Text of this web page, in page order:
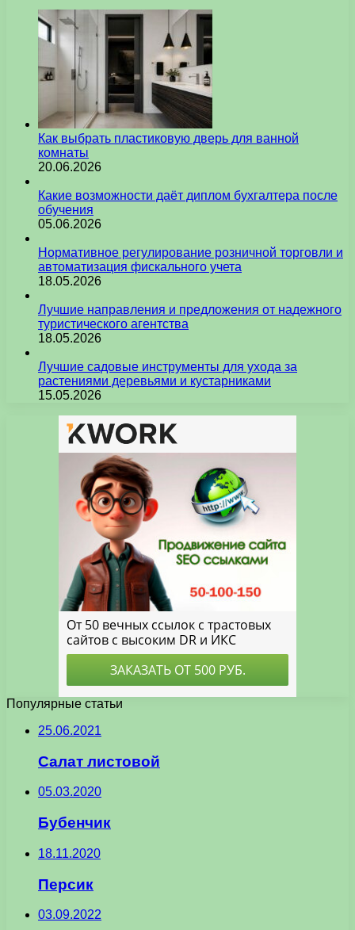
Как выбрать пластиковую дверь для ванной
комнаты
20.06.2026
Какие возможности даёт диплом бухгалтера после
обучения
05.06.2026
Нормативное регулирование розничной торговли и
автоматизация фискального учета
18.05.2026
Лучшие направления и предложения от надежного
туристического агентства
18.05.2026
Лучшие садовые инструменты для ухода за
растениями деревьями и кустарниками
15.05.2026
Популярные статьи
25.06.2021
Салат листовой
05.03.2020
Бубенчик
18.11.2020
Персик
03.09.2022